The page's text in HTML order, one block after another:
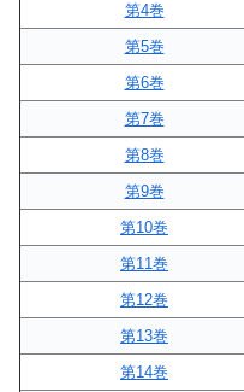
第4巻
第5巻
第6巻
第7巻
第8巻
第9巻
第10巻
第11巻
第12巻
第13巻
第14巻